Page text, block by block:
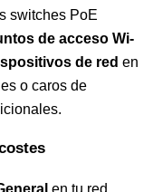
switches PoE
de acceso Wi-
de red en
o caros de
en tu red